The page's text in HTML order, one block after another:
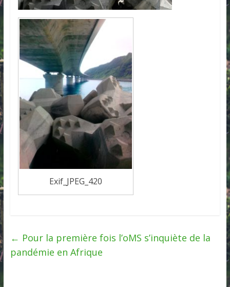
Exif_JPEG_420
← Pour la première fois l’oMS s’inquiète de la
pandémie en Afrique